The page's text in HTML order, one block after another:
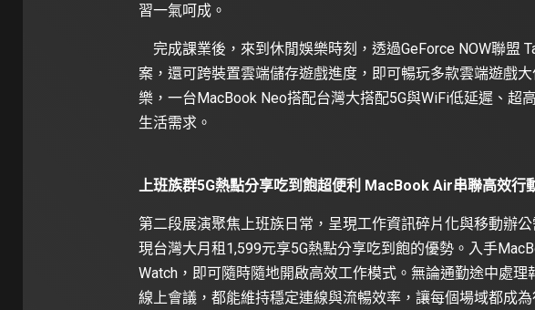
習一氣呵成。
完成課業後，來到休閒娛樂時刻，透過GeForce NOW聯盟
案，還可跨裝置雲端儲存遊戲進度，即可暢玩多款雲端遊戲
樂，一台MacBook Neo搭配台灣大搭配5G與WiFi低延遲、超
生活需求。
上班族群5G熱點分享吃到飽超便利 MacBook Air串聯高效行
第二段展演聚焦上班族日常，呈現工作資訊碎片化與移動辦
現台灣大月租1,599元享5G熱點分享吃到飽的優勢。入手
Watch，即可隨時隨地開啟高效工作模式。無論通勤途中處
線上會議，都能維持穩定連線與流暢效率，讓每個場域都成為